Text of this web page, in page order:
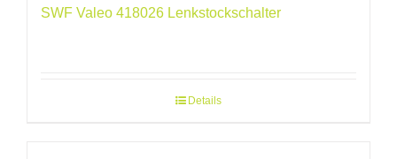
SWF Valeo 418026 Lenkstockschalter
Details